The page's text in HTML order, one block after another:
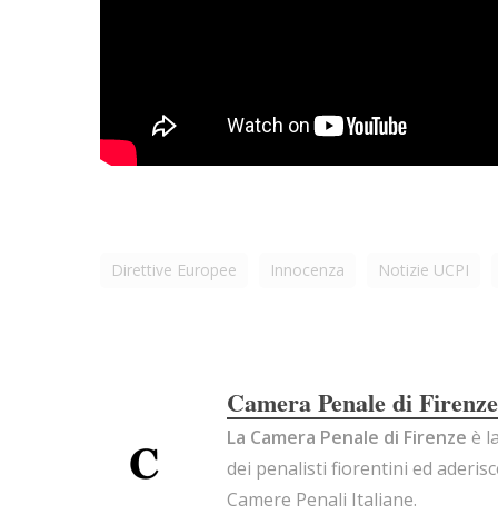
Direttive Europee Innocenza Notizie UCPI
Camera Penale di Firenze
La Camera Penale di Firenze è
dei penalisti fiorentini ed
Camere Penali Italiane.